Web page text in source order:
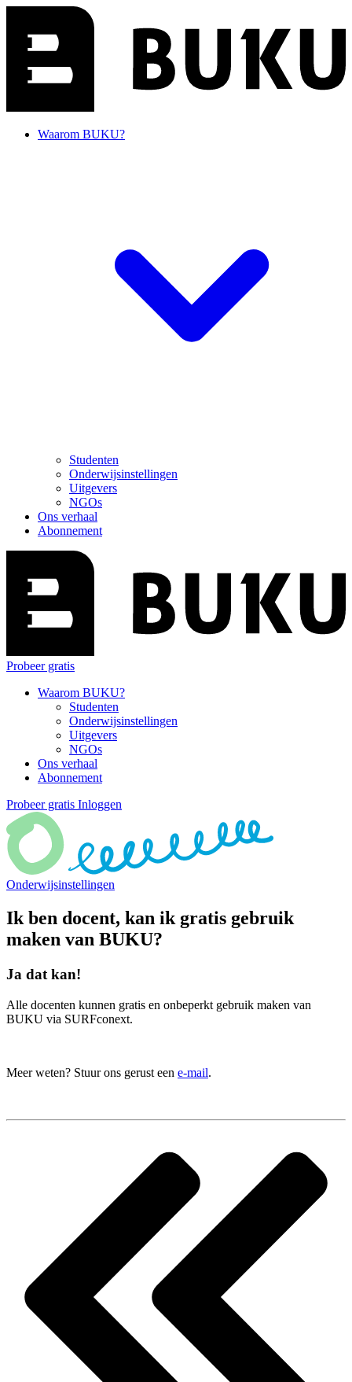
Waarom BUKU?
Studenten
Onderwijsinstellingen
Uitgevers
NGOs
Ons verhaal
Abonnement
Probeer gratis
Waarom BUKU?
Studenten
Onderwijsinstellingen
Uitgevers
NGOs
Ons verhaal
Abonnement
Probeer gratis Inloggen
Onderwijsinstellingen
Ik ben docent, kan ik gratis gebruik
maken van BUKU?
Ja dat kan!
Alle docenten kunnen gratis en onbeperkt gebruik maken van
BUKU via SURFconext.
Meer weten? Stuur ons gerust een e-mail.